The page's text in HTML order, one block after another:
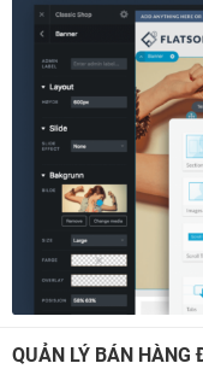
QUẢN LÝ BÁN HÀNG